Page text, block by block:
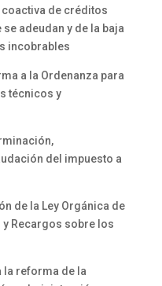
de créditos
adeudan y de la baja
incobrables
a la Ordenanza para
técnicos y
del impuesto a
de la Ley Orgánica de
y Recargos sobre los
la reforma de la